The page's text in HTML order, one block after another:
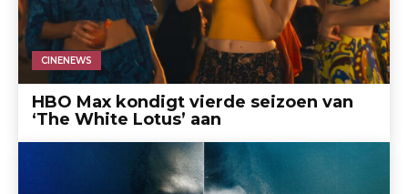
CINENEWS
HBO Max kondigt vierde seizoen van
‘The White Lotus’ aan